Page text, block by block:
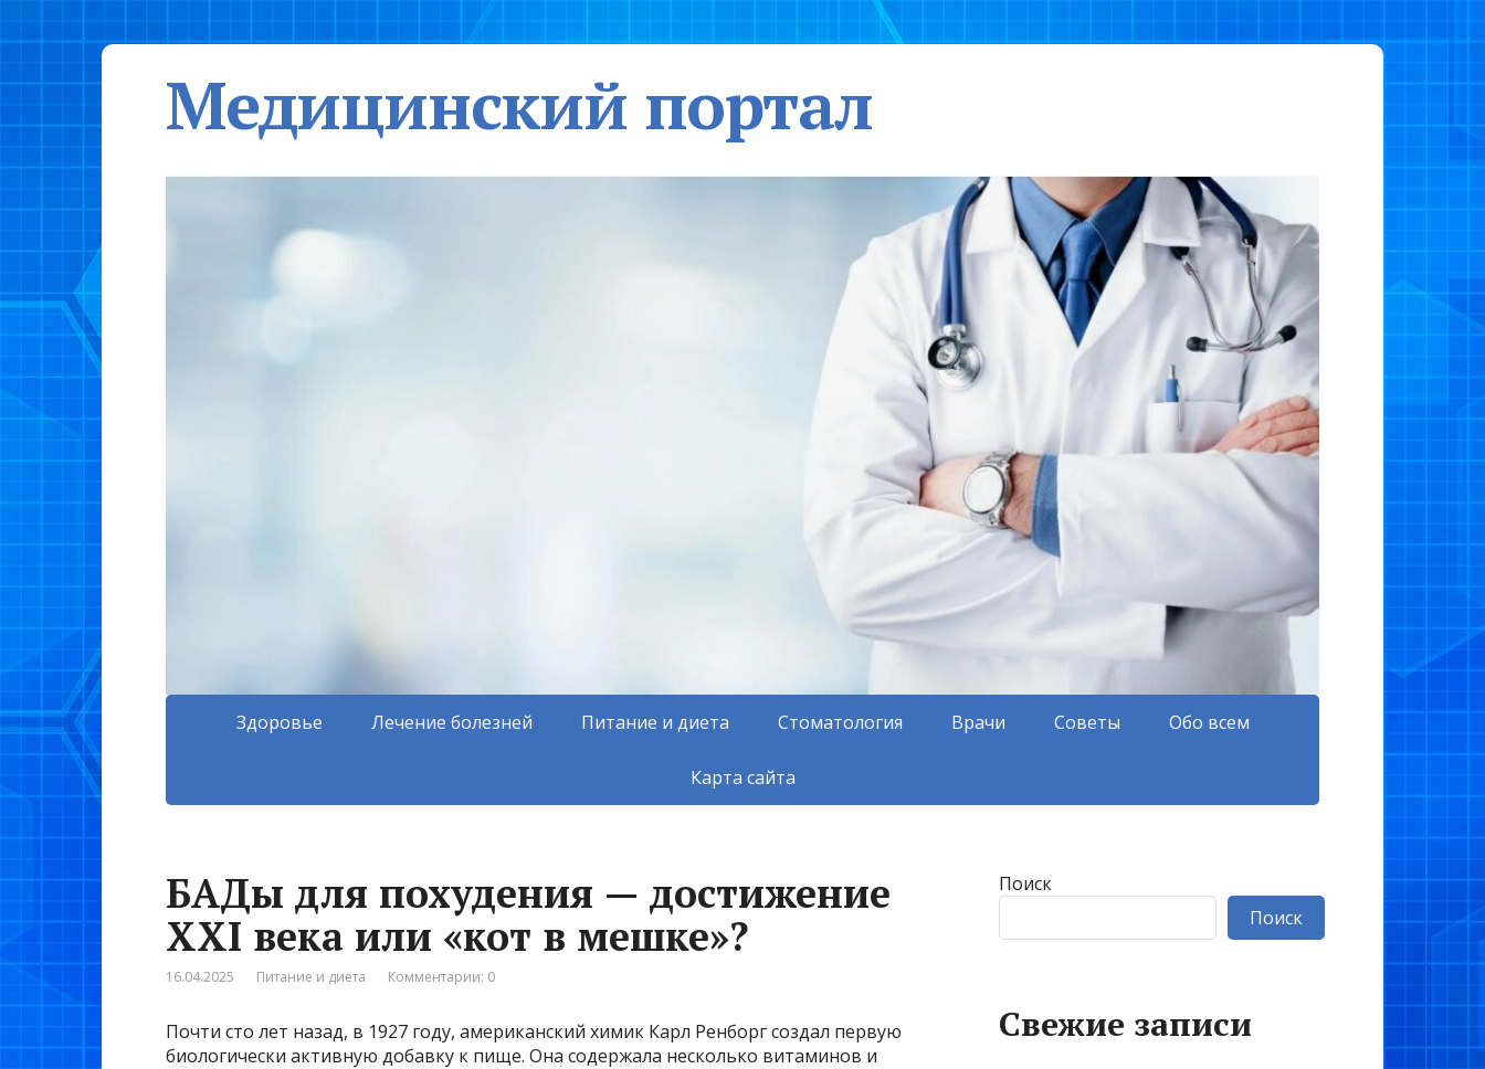
Медицинский портал
Здоровье Лечение болезней Питание и диета Стоматология Врачи Советы Обо всем
Карта сайта
БАДы для похудения — достижение
XXI века или «кот в мешке»?
16.04.2025 Питание и диета Комментарии: 0
Почти сто лет назад, в 1927 году, американский химик Карл Ренборг создал первую
биологически активную добавку к пище. Она содержала несколько витаминов и
Поиск
Поиск
Свежие записи